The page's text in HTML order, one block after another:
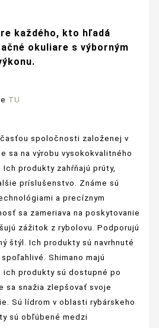
každého, kto hľadá
okuliare s výborným
TU
spoločnosti založenej v
sa na výrobu vysokokvalitného
Ich produkty zahŕňajú prúty,
príslušenstvo. Známe sú
a precíznym
sa zameriava na poskytovanie
zážitok z rybolovu. Podporujú
štýl. Ich produkty sú navrhnuté
Shimano majú
produkty sú dostupné po
sa snažia zlepšovať svoje
Sú lídrom v oblasti rybárskeho
sú obľúbené medzi